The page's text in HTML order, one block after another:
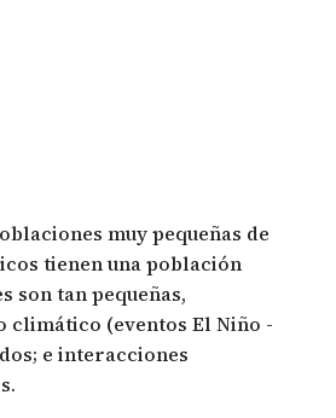
muy pequeñas de
tienen una población
son tan pequeñas,
climático (eventos El Niño -
e interacciones